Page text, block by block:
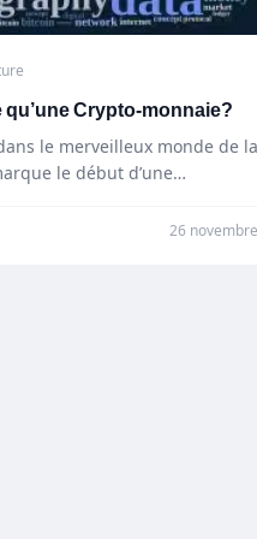
Crypto-monnaie?
le merveilleux monde de la
le début d’une…
26